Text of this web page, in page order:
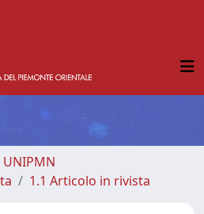
1.1 Articolo in rivista